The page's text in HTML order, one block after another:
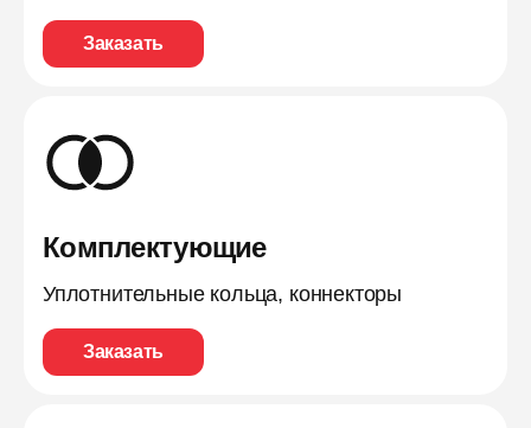
Заказать
Комплектующие
Уплотнительные кольца, коннекторы
Заказать